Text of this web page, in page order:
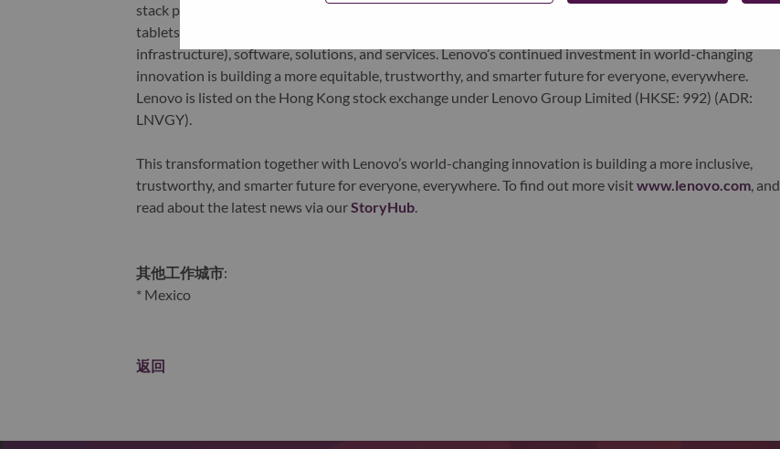
stack portfolio of AI-enabled, AI-ready, and AI-optimized devices (PCs, workstations, smartphones,
tablets), infrastructure (server, storage, edge, high performance computing and software defined
infrastructure), software, solutions, and services. Lenovo’s continued investment in world-changing
innovation is building a more equitable, trustworthy, and smarter future for everyone, everywhere.
Lenovo is listed on the Hong Kong stock exchange under Lenovo Group Limited (HKSE: 992) (ADR:
LNVGY).
This transformation together with Lenovo’s world-changing innovation is building a more inclusive,
trustworthy, and smarter future for everyone, everywhere. To find out more visitwww.lenovo.com, and
read about the latest news via ourStoryHub.
其他工作城市:
* Mexico
返回